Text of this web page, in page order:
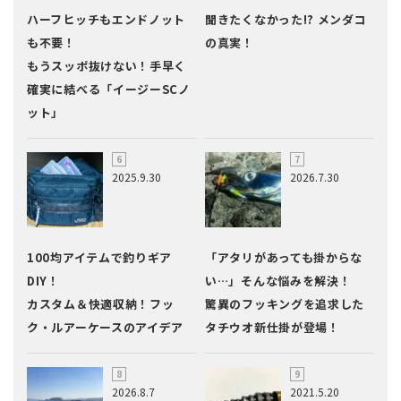
ハーフヒッチもエンドノット
も不要！
もうスッポ抜けない！手早く
確実に結べる「イージーSCノ
ット」
聞きたくなかった!? メンダコ
の真実！
2025.9.30
100均アイテムで釣りギア
DIY！
カスタム＆快適収納！フッ
ク・ルアーケースのアイデア
2026.7.30
「アタリがあっても掛からな
い…」そんな悩みを解決！
驚異のフッキングを追求した
タチウオ新仕掛が登場！
2026.8.7 2021.5.20